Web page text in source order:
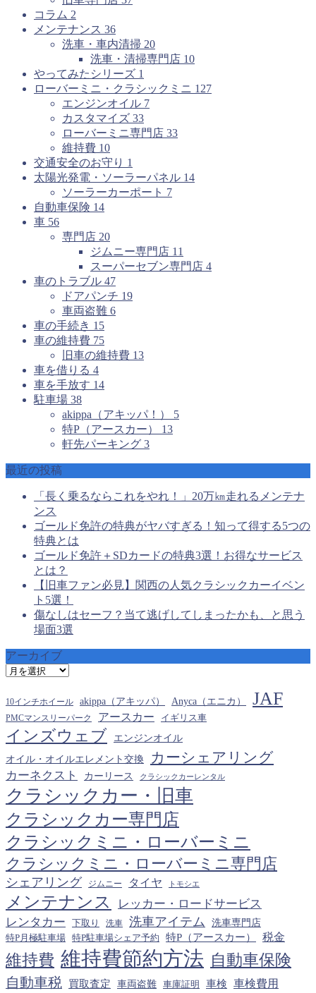
コラム 2
メンテナンス 36
洗車・車内清掃 20
洗車・清掃専門店 10
やってみたシリーズ 1
ローバーミニ・クラシックミニ 127
エンジンオイル 7
カスタマイズ 33
ローバーミニ専門店 33
維持費 10
交通安全のお守り 1
太陽光発電・ソーラーパネル 14
ソーラーカーポート 7
自動車保険 14
車 56
専門店 20
ジムニー専門店 11
スーパーセブン専門店 4
車のトラブル 47
ドアパンチ 19
車両盗難 6
車の手続き 15
車の維持費 75
旧車の維持費 13
車を借りる 4
車を手放す 14
駐車場 38
akippa（アキッパ！） 5
特P（アースカー） 13
軒先パーキング 3
最近の投稿
「長く乗るならこれをやれ！」20万㎞走れるメンテナ
ンス
ゴールド免許の特典がヤバすぎる！知って得する5つの
特典とは
ゴールド免許＋SDカードの特典3選！お得なサービス
とは？
【旧車ファン必見】関西の人気クラシックカーイベン
ト5選！
傷なしはセーフ？当て逃げしてしまったかも、と思う
場面3選
アーカイブ
ア
カ
イ
ブ
10インチホイール akippa（アキッパ） Anyca（エニカ） JAF
PMCマンスリーパーク アースカー イギリス車
インズウェブ エンジンオイル
オイル・オイルエレメント交換 カーシェアリング
カーネクスト カーリース クラシックカーレンタル
クラシックカー・旧車
クラシックカー専門店
クラシックミニ・ローバーミニ
クラシックミニ・ローバーミニ専門店
シェアリング ジムニー タイヤ トモシエ
メンテナンス
レッカー・ロードサービス
レンタカー
下取り 洗車 洗車アイテム
洗車専門店
特P月極駐車場
特P駐車場シェア予約 特P（アースカー） 税金
維持費 維持費節約方法 自動車保険
自動車税 買取査定 車両盗難 車庫証明 車検 車検費用